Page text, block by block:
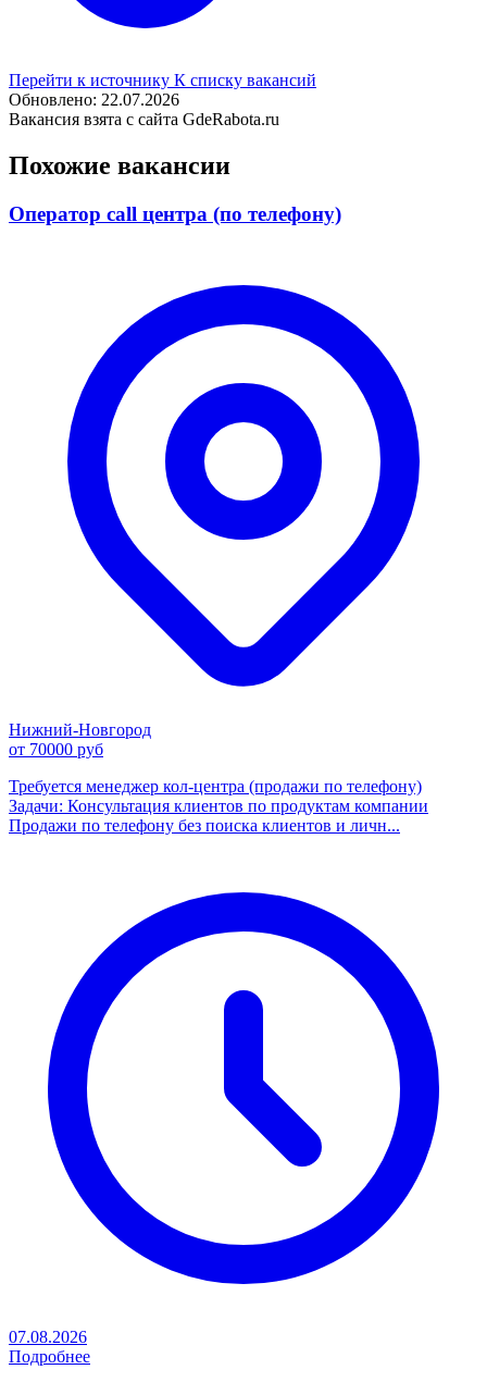
Перейти к источнику К списку вакансий
Обновлено: 22.07.2026
Вакансия взята с сайта GdeRabota.ru
Похожие вакансии
Оператор call центра (по телефону)
Нижний-Новгород
от 70000 руб
Требуется менеджер кол-центра (продажи по телефону)
Задачи: Консультация клиентов по продуктам компании
Продажи по телефону без поиска клиентов и личн...
07.08.2026
Подробнее